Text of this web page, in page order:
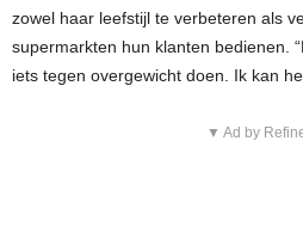
zowel haar leefstijl te verbeteren als
supermarkten hun klanten bedienen.
iets tegen overgewicht doen. Ik kan
▼ Ad by